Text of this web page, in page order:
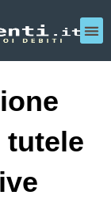
tutele